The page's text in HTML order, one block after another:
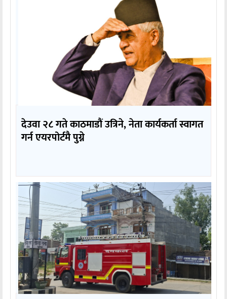
देउवा २८ गते काठमाडौं उत्रिने, नेता कार्यकर्ता स्वागत
गर्न एयरपोर्टमै पुग्ने